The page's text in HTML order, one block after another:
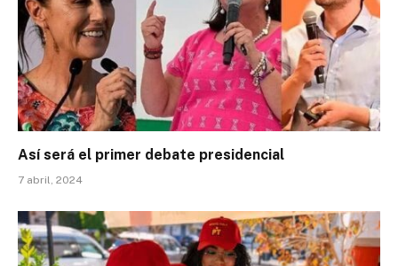
Así será el primer debate presidencial
7 abril, 2024